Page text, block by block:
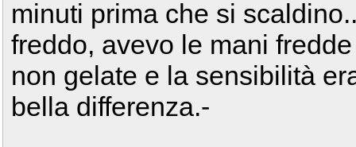
minuti prima che si
freddo, avevo le mani
non gelate e la sensibilità
bella differenza.-